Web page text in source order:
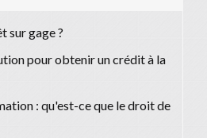
sur gage ?
pour obtenir un crédit à la
: qu'est-ce que le droit de